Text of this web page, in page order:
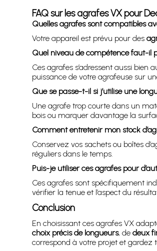
FAQ sur les agrafes VX pour
Quelles agrafes sont compatibles
Votre appareil est prévu pour des
Quel niveau de compétence faut-il
Ces agrafes s’adressent aussi bien
puissance de votre agrafeuse sur
Que se passe-t-il si j’utilise une
Une agrafe trop courte dans un
bois ou marquer davantage la
Comment entretenir mon stock
Conservez vos sachets ou boîtes
réguliers dans le temps.
Puis-je utiliser ces agrafes pour
Ces agrafes sont spécifiquement
vérifier la tenue et l’aspect du
Conclusion
En choisissant ces agrafes VX
choix précis de longueurs, de deux
correspond à votre projet et gardez